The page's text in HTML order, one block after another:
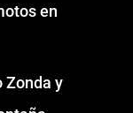
en
Zonda y